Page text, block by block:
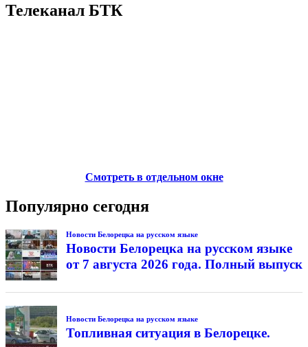
Телеканал БТК
Смотреть в отдельном окне
Популярно сегодня
Новости Белорецка на русском языке
Новости Белорецка на русском языке
от 7 августа 2026 года. Полный выпуск
Новости Белорецка на русском языке
Топливная ситуация в Белорецке.